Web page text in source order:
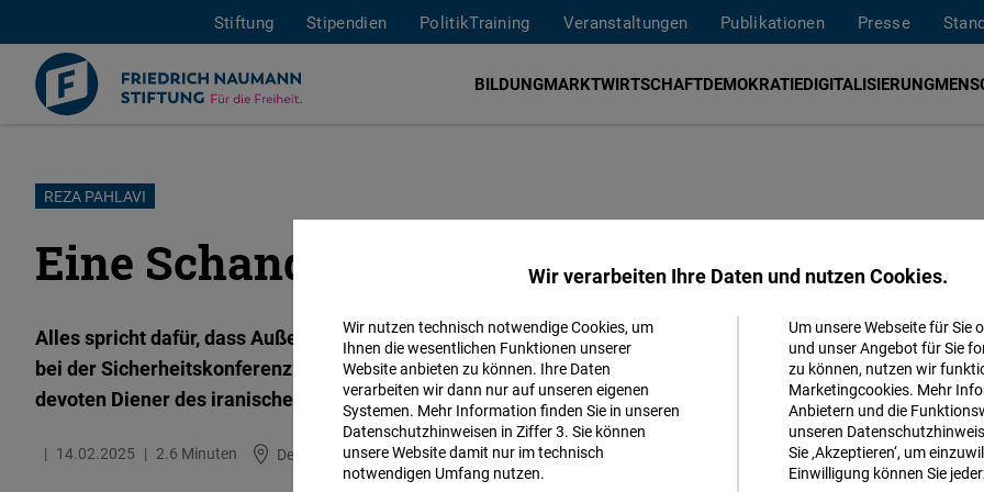
Direkt
Inhalt
Stiftung Stipendien PolitikTraining Veranstaltungen Publikationen Presse
BILDUNGMARKTWIRTSCHAFTDEMOKRATIEDIGITALISIERUNG
REZA PAHLAVI
Eine Schande für Deutschland
Alles spricht dafür, dass Außenministerin Annalena Baerbock dafür gesorgt hat, Reza Pahlavi
bei der Sicherheitskonferenz in München auszuladen. Die Nation macht sich damit zum
devoten Diener des iranischen Terror-Regimes der Mullahs.
14.02.2025 2.6 Minuten Deutschland
Wir verarbeiten Ihre Daten und nutzen Cookies.
Wir nutzen technisch notwendige Cookies, um
Ihnen die wesentlichen Funktionen unserer
Website anbieten zu können. Ihre Daten
verarbeiten wir dann nur auf unseren eigenen
Systemen. Mehr Information finden Sie in unseren
Datenschutzhinweisen in Ziffer 3. Sie können
unsere Website damit nur im technisch
notwendigen Umfang nutzen.
Um unsere Webseite für Sie
und unser Angebot für Sie
zu können, nutzen wir
Marketingcookies. Mehr
Anbietern und die
unseren
Sie ‚Akzeptieren‘, um
Einwilligung können Sie
Matomo
Facebook
Embed
Akzeptieren